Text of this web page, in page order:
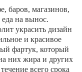
баров, магазинов,
на вынос.
украсить дизайн
и красивое
фартук, который
них жира и других
всего срока